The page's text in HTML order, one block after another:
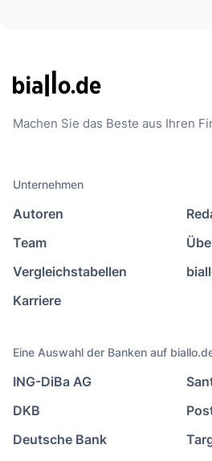
Machen Sie das Beste aus Ihren
Unternehmen
Autoren
Team
Vergleichstabellen
Karriere
Eine Auswahl der Banken auf
ING-DiBa AG
DKB
Deutsche Bank